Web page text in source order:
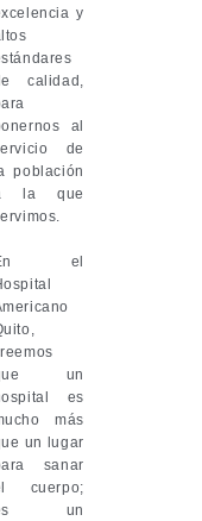
y
calidad,
al
de
población
la que
el
un
es
más
un lugar
sanar
cuerpo;
un